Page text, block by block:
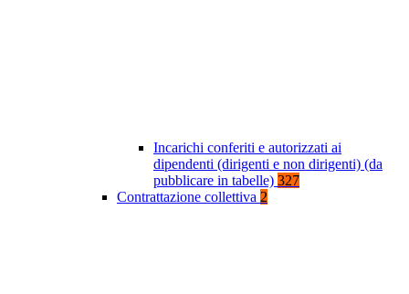
Incarichi conferiti e autorizzati ai
dipendenti (dirigenti e non dirigenti) (da
pubblicare in tabelle) 327
Contrattazione collettiva 2